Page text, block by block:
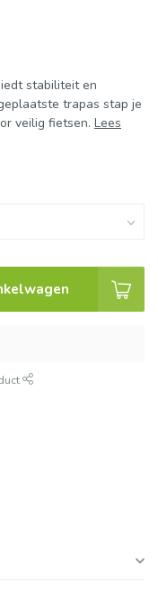
stabiliteit en
trapas stap je
veilig fietsen. Lees